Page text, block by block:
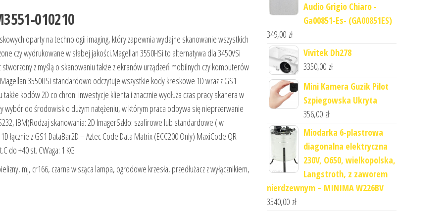
010210
oparty na technologii imaging, który zapewnia wydajne skanowanie wszystkich
czy wydrukowane w słabej jakości.Magellan 3550HSi to alternatywa dla 3450VSi
z myślą o skanowaniu także z ekranów urządzeń mobilnych czy komputerów
3550HSi standardowo odczytuje wszystkie kody kreskowe 1D wraz z GS1
kodów 2D co chroni inwestycje klienta i znacznie wydłuża czas pracy skanera w
wybór do środowisk o dużym natężeniu, w którym praca odbywa się nieprzerwanie
IBM)Rodzaj skanowania: 2D ImagerSzkło: szafirowe lub standardowe ( w
z GS1 DataBar2D – Aztec Code Data Matrix (ECC200 Only) MaxiCode QR
do +40 st. CWaga: 1 KG
mj, cr166, czarna wisząca lampa, ogrodowe krzesła, przedłużacz z wyłącznikiem,
Audio Grigio Chiaro -
Ga00851-Es- (GA00851ES)
349,00 zł
Vivitek Dh278
3350,00 zł
Mini Kamera Guzik Pilot
Szpiegowska Ukryta
356,00 zł
Miodarka 6-plastrowa
diagonalna elektryczna
230V, O650, wielkopolska,
Langstroth, z zaworem
nierdzewnym – MINIMA W226BV
3540,00 zł